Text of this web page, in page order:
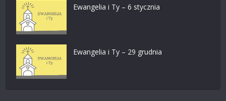
Ewangelia i Ty – 6 stycznia
Ewangelia i Ty – 29 grudnia